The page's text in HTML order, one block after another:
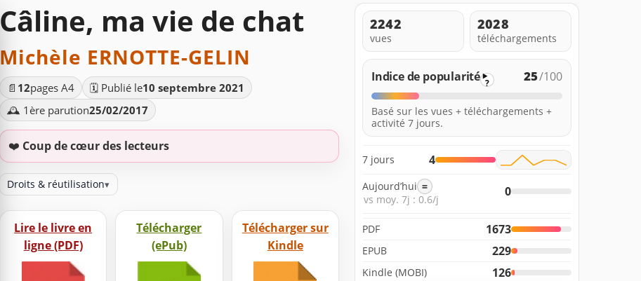
Câline, ma vie de chat
Michèle ERNOTTE-GELIN
📄 12pages A4 🗓️ Publié le10 septembre 2021
🕰️ 1ère parution25/02/2017
❤️ Coup de cœur des lecteurs
Droits & réutilisation▾
Lire le livre en
ligne (PDF)
Télécharger
(ePub)
Télécharger sur
Kindle
2242
vues
2028
téléchargements
Indice de popularité ? 25/100
Basé sur les vues + téléchargements +
activité 7 jours.
7 jours 4
Aujourd’hui =
vs moy. 7j : 0.6/j
0
PDF 1673
EPUB 229
Kindle (MOBI)
126